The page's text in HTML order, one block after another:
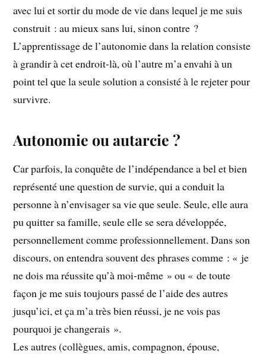
avec lui et sortir du mode de vie dans lequel je me suis
construit : au mieux sans lui, sinon contre ?
L’apprentissage de l’autonomie dans la relation consiste
à grandir à cet endroit-là, où l’autre m’a envahi à un
point tel que la seule solution a consisté à le rejeter pour
survivre.
Autonomie ou autarcie ?
Car parfois, la conquête de l’indépendance a bel et bien
représenté une question de survie, qui a conduit la
personne à n’envisager sa vie que seule. Seule, elle aura
pu quitter sa famille, seule elle se sera développée,
personnellement comme professionnellement. Dans son
discours, on entendra souvent des phrases comme : « je
ne dois ma réussite qu’à moi-même » ou « de toute
façon je me suis toujours passé de l’aide des autres
jusqu’ici, et ça m’a très bien réussi, je ne vois pas
pourquoi je changerais ».
Les autres (collègues, amis, compagnon, épouse,